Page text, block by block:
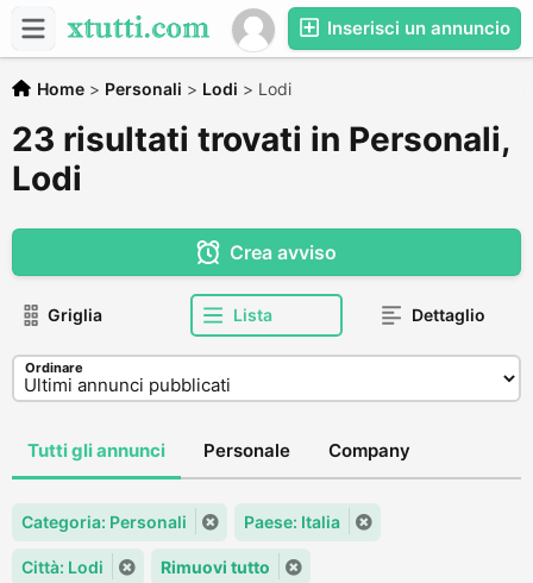
Inserisci un annuncio
Home > Personali > Lodi > Lodi
23 risultati trovati in Personali,
Lodi
Crea avviso
Griglia Lista Dettaglio
Ordinare
Tutti gli annunci Personale Company
Categoria: Personali Paese: Italia
Città: Lodi Rimuovi tutto